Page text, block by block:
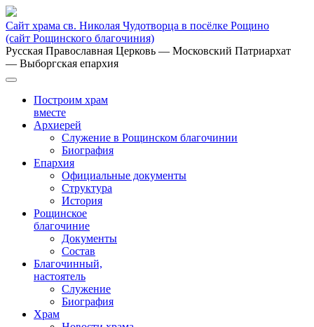
Сайт храма св. Николая Чудотворца в посёлке Рощино
(сайт Рощинского благочиния)
Русская Православная Церковь — Московский Патриархат
— Выборгская епархия
Построим храм
вместе
Архиерей
Служение в Рощинском благочинии
Биография
Епархия
Официальные документы
Структура
История
Рощинское
благочиние
Документы
Состав
Благочинный,
настоятель
Служение
Биография
Храм